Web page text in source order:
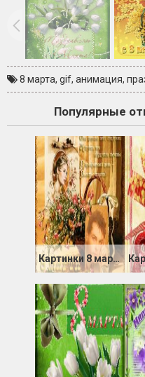
8 марта, gif, анимация,
Популярные
Картинки 8 марта анимация